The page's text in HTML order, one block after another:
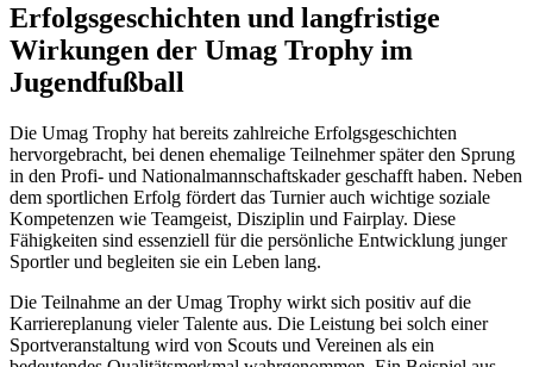
Erfolgsgeschichten und langfristige
Wirkungen der Umag Trophy im
Jugendfußball
Die Umag Trophy hat bereits zahlreiche Erfolgsgeschichten
hervorgebracht, bei denen ehemalige Teilnehmer später den Sprung
in den Profi- und Nationalmannschaftskader geschafft haben. Neben
dem sportlichen Erfolg fördert das Turnier auch wichtige soziale
Kompetenzen wie Teamgeist, Disziplin und Fairplay. Diese
Fähigkeiten sind essenziell für die persönliche Entwicklung junger
Sportler und begleiten sie ein Leben lang.
Die Teilnahme an der Umag Trophy wirkt sich positiv auf die
Karriereplanung vieler Talente aus. Die Leistung bei solch einer
Sportveranstaltung wird von Scouts und Vereinen als ein